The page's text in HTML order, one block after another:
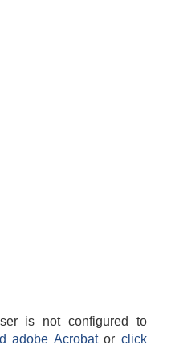
is not configured to
adobe Acrobatorclick